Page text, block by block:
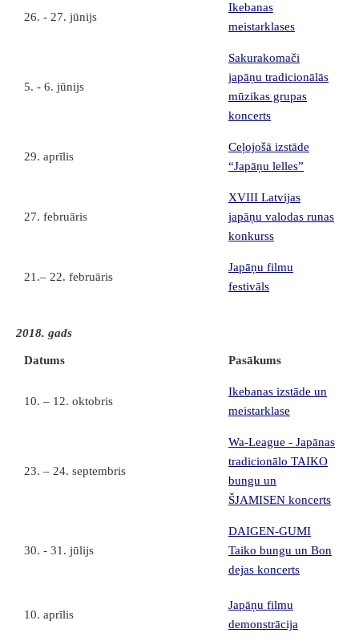
26. - 27. jūnijs
Ikebanas
meistarklases
5. - 6. jūnijs
Sakurakomači
japāņu tradicionālās
mūzikas grupas
koncerts
29. aprīlis
Ceļojošā izstāde
“Japāņu lelles”
27. februāris
XVIII Latvijas
japāņu valodas runas
konkurss
21.– 22. februāris
Japāņu filmu
festivāls
2018. gads
Datums Pasākums
10. – 12. oktobris
Ikebanas izstāde un
meistarklase
23. – 24. septembris
Wa-League - Japānas
tradicionālo TAIKO
bungu un
ŠJAMISEN koncerts
30. - 31. jūlijs
DAIGEN-GUMI
Taiko bungu un Bon
dejas koncerts
10. aprīlis
Japāņu filmu
demonstrācija